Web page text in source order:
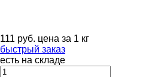
111 руб. цена за 1 кг
быстрый заказ
есть на складе